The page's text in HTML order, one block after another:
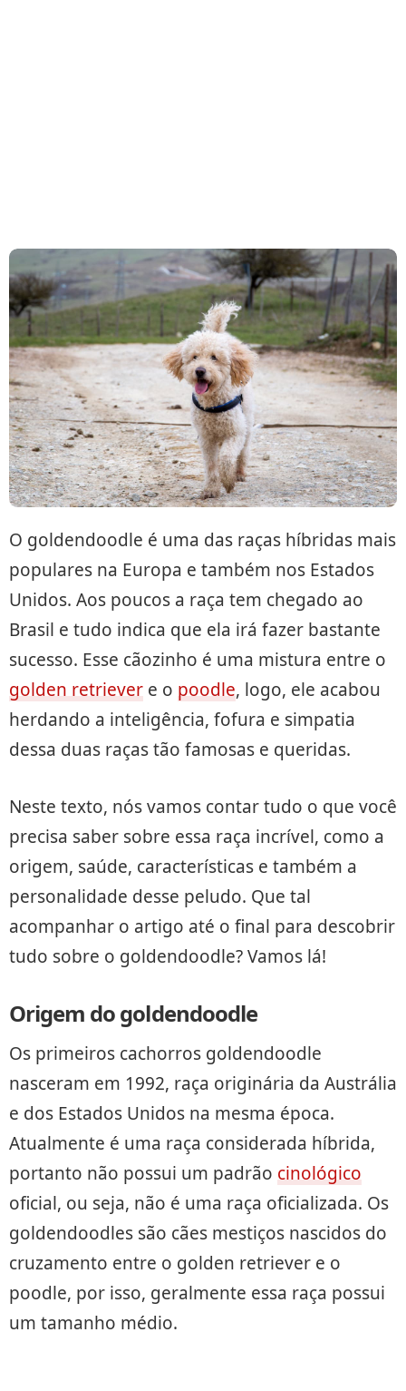
O goldendoodle é uma das raças híbridas mais
populares na Europa e também nos Estados
Unidos. Aos poucos a raça tem chegado ao
Brasil e tudo indica que ela irá fazer bastante
sucesso. Esse cãozinho é uma mistura entre o
golden retriever e o poodle, logo, ele acabou
herdando a inteligência, fofura e simpatia
dessa duas raças tão famosas e queridas.
Neste texto, nós vamos contar tudo o que você
precisa saber sobre essa raça incrível, como a
origem, saúde, características e também a
personalidade desse peludo. Que tal
acompanhar o artigo até o final para descobrir
tudo sobre o goldendoodle? Vamos lá!
Origem do goldendoodle
Os primeiros cachorros goldendoodle
nasceram em 1992, raça originária da Austrália
e dos Estados Unidos na mesma época.
Atualmente é uma raça considerada híbrida,
portanto não possui um padrão cinológico
oficial, ou seja, não é uma raça oficializada. Os
goldendoodles são cães mestiços nascidos do
cruzamento entre o golden retriever e o
poodle, por isso, geralmente essa raça possui
um tamanho médio.